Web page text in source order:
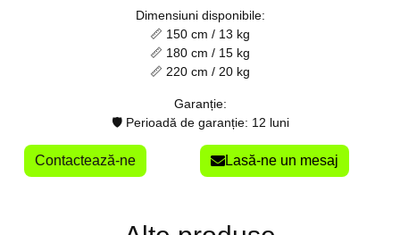
Dimensiuni disponibile:
📏 150 cm / 13 kg
📏 180 cm / 15 kg
📏 220 cm / 20 kg
Garanție:
🛡 Perioadă de garanție: 12 luni
Contactează-ne Lasă-ne un mesaj